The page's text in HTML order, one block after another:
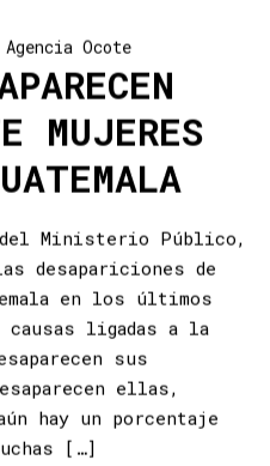
Agencia Ocote
MUJERES
del Ministerio Público,
desapariciones de
en los últimos
ligadas a la
sus
ellas,
hay un porcentaje
[…]